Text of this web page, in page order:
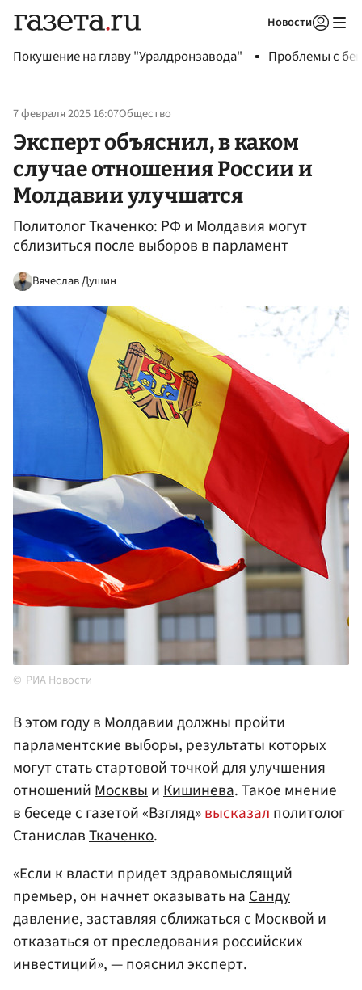
Новости
Покушение на главу "Уралдронзавода" Проблемы с
7 февраля 2025 16:07Общество
Эксперт объяснил, в каком
случае отношения России и
Молдавии улучшатся
Политолог Ткаченко: РФ и Молдавия могут
сблизиться после выборов в парламент
Вячеслав Душин
РИА Новости
В этом году в Молдавии должны пройти
парламентские выборы, результаты которых
могут стать стартовой точкой для улучшения
отношенийМосквыиКишинева. Такое мнение
в беседе с газетой «Взгляд»высказалполитолог
СтаниславТкаченко.
«Если к власти придет здравомыслящий
премьер, он начнет оказывать наСанду
давление, заставляя сближаться с Москвой и
отказаться от преследования российских
инвестиций», — пояснил эксперт.